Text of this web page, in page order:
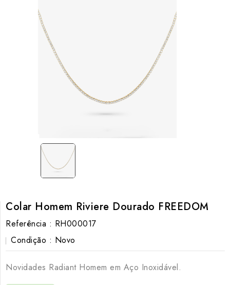
Colar Homem Riviere Dourado FREEDOM
Referência : RH000017
Condição : Novo
Novidades Radiant Homem em Aço Inoxidável.